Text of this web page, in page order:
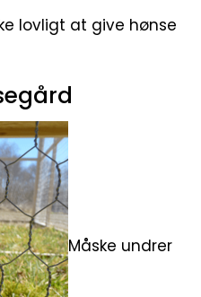
lovligt at give hønse
Måske undrer